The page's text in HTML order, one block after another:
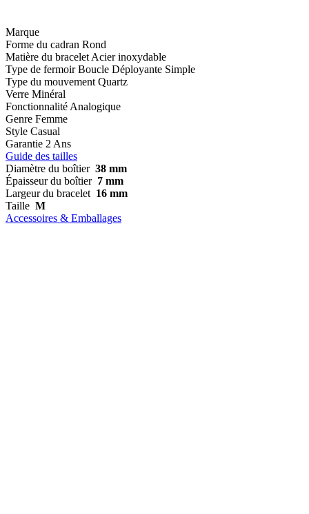
Marque
Forme du cadran Rond
Matière du bracelet Acier inoxydable
Type de fermoir Boucle Déployante Simple
Type du mouvement Quartz
Verre Minéral
Fonctionnalité Analogique
Genre Femme
Style Casual
Garantie 2 Ans
Guide des tailles
Diamètre du boîtier 38 mm
Épaisseur du boîtier 7 mm
Largeur du bracelet 16 mm
Taille M
Accessoires & Emballages